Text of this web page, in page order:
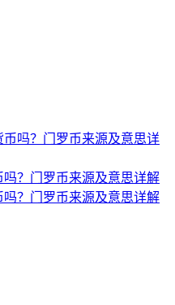
？门罗币来源及意思详解
？门罗币来源及意思详解